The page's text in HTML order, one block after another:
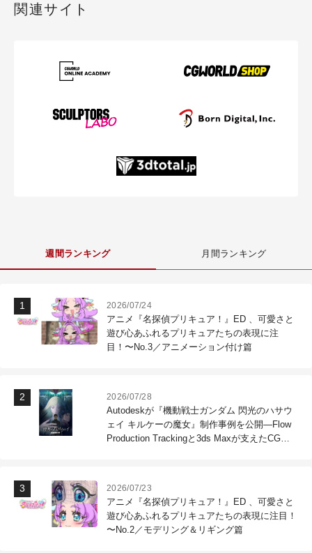
関連サイト
週間ランキング 月間ランキング
2026/07/24
アニメ『名探偵プリキュア！』ED 、可愛さと
遊び心あふれるプリキュアたちの表現に注
目！〜No.3／アニメーション付け篇
2026/07/28
Autodeskが『機動戦士ガンダム 閃光のハサウ
ェイ キルケーの魔女』制作事例を公開―Flow
Production Trackingと3ds Maxが支えたCG制
2026/07/23
アニメ『名探偵プリキュア！』ED 、可愛さと
遊び心あふれるプリキュアたちの表現に注目！
〜No.2／モデリング＆リギング篇